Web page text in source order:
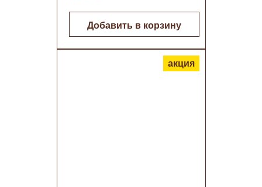
Добавить в корзину
акция